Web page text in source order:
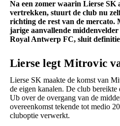
Na een zomer waarin Lierse SK
vertrekken, stuurt de club nu
richting de rest van de mercato.
jarige aanvallende
Royal Antwerp FC, sluit
Lierse legt Mitrovic
Lierse SK maakte de komst van
de eigen kanalen. De club
Ub over de overgang van de
overeenkomst tekende tot medio
cluboptie verwerkt.